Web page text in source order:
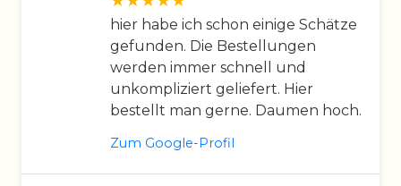
hier habe ich schon einige Schätze
gefunden. Die Bestellungen
werden immer schnell und
unkompliziert geliefert. Hier
bestellt man gerne. Daumen hoch.
Zum Google-Profil